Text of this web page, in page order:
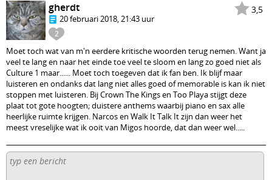
3,5
2
gherdt
20 februari 2018, 21:43 uur
Moet toch wat van m'n eerdere kritische woorden terug nemen. Want ja
veel te lang en naar het einde toe veel te sloom en lang zo goed niet als
Culture 1 maar...... Moet toch toegeven dat ik fan ben. Ik blijf maar
luisteren en ondanks dat lang niet alles goed of memorable is kan ik niet
stoppen met luisteren. Bij Crown The Kings en Too Playa stijgt deze
plaat tot gote hoogten; duistere anthems waarbij piano en sax alle
heerlijke ruimte krijgen. Narcos en Walk It Talk It zijn dan weer het
meest vreselijke wat ik ooit van Migos hoorde, dat dan weer wel.....